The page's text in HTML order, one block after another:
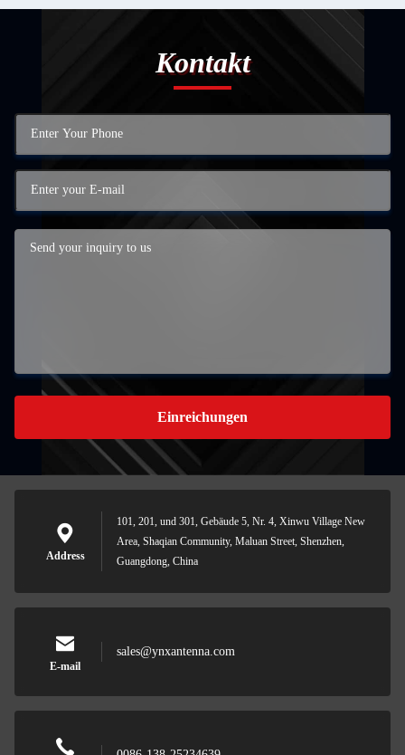
Kontakt
Einreichungen
Address
101, 201, und 301, Gebäude 5, Nr. 4, Xinwu Village New
Area, Shaqian Community, Maluan Street, Shenzhen,
Guangdong, China
E-mail
sales@ynxantenna.com